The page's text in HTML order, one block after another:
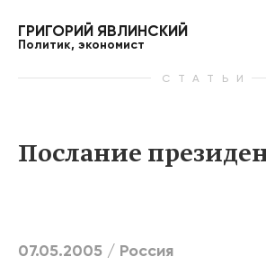
ГРИГОРИЙ ЯВЛИНСКИЙ
Политик, экономист
СТАТЬИ
Послание
07.05.2005 / Россия